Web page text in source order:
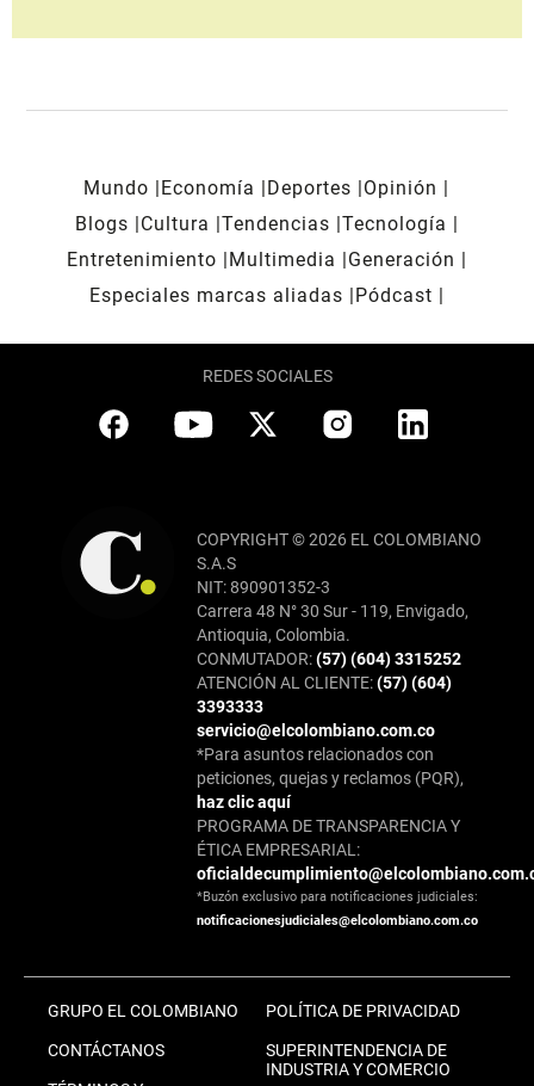
Mundo Economía Deportes
Opinión
Blogs
Cultura Tendencias Tecnología
Entretenimiento
Multimedia
Generación
Especiales marcas aliadas
Pódcast
REDES SOCIALES
COPYRIGHT © 2026 EL COLOMBIANO
S.A.S
NIT: 890901352-3
Carrera 48 N° 30 Sur - 119, Envigado,
Antioquia, Colombia.
CONMUTADOR:(57) (604) 3315252
ATENCIÓN AL CLIENTE:(57) (604)
3393333
servicio@elcolombiano.com.co
*Para asuntos relacionados con
peticiones, quejas y reclamos (PQR),
haz clic aquí
PROGRAMA DE TRANSPARENCIA Y
ÉTICA EMPRESARIAL:
*Buzón exclusivo para notificaciones judiciales:
notificacionesjudiciales@elcolombiano.com.co
GRUPO EL COLOMBIANO
CONTÁCTANOS
POLÍTICA DE PRIVACIDAD
SUPERINTENDENCIA DE
INDUSTRIA Y COMERCIO